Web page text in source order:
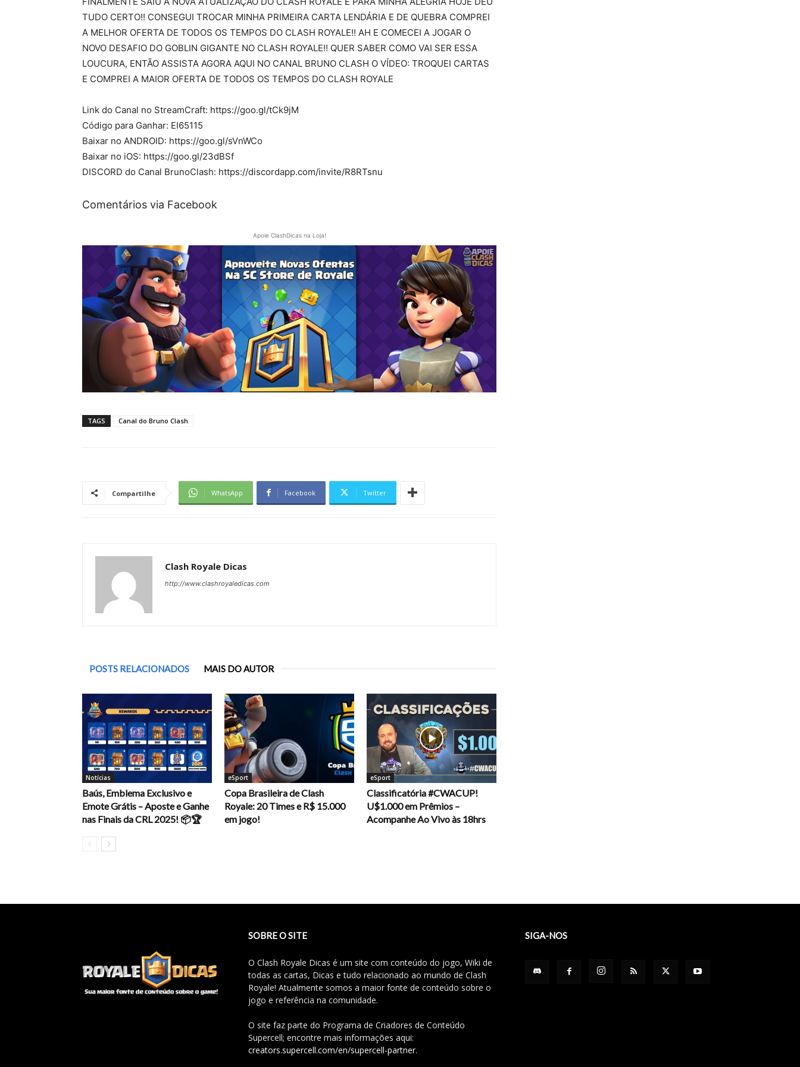
TUDO CERTO!! CONSEGUI TROCAR MINHA PRIMEIRA CARTA LENDÁRIA E DE QUEBRA COMPREI
A MELHOR OFERTA DE TODOS OS TEMPOS DO CLASH ROYALE!! AH E COMECEI A JOGAR O
NOVO DESAFIO DO GOBLIN GIGANTE NO CLASH ROYALE!! QUER SABER COMO VAI SER ESSA
LOUCURA, ENTÃO ASSISTA AGORA AQUI NO CANAL BRUNO CLASH O VÍDEO: TROQUEI CARTAS
E COMPREI A MAIOR OFERTA DE TODOS OS TEMPOS DO CLASH ROYALE
Link do Canal no StreamCraft: https://goo.gl/tCk9jM
Código para Ganhar: EI65115
Baixar no ANDROID: https://goo.gl/sVnWCo
Baixar no iOS: https://goo.gl/23dBSf
DISCORD do Canal BrunoClash: https://discordapp.com/invite/R8RTsnu
Comentários via Facebook
Apoie ClashDicas na Loja!
TAGS Canal do Bruno Clash
Compartilhe WhatsApp Facebook Twitter
Clash Royale Dicas
http://www.clashroyaledicas.com
POSTS RELACIONADOS MAIS DO AUTOR
Notícias
Baús, Emblema Exclusivo e
Emote Grátis – Aposte e Ganhe
nas Finais da CRL 2025! 📦🏆
eSport
Copa Brasileira de Clash
Royale: 20 Times e R$ 15.000
em jogo!
eSport
Classificatória #CWACUP!
U$1.000 em Prêmios –
Acompanhe Ao Vivo às 18hrs
SOBRE O SITE
O Clash Royale Dicas é um site com conteúdo do jogo, Wiki de
todas as cartas, Dicas e tudo relacionado ao mundo de Clash
Royale! Atualmente somos a maior fonte de conteúdo sobre o
jogo e referência na comunidade.
O site faz parte do Programa de Criadores de Conteúdo
Supercell; encontre mais informações aqui:
creators.supercell.com/en/supercell-partner.
SIGA-NOS